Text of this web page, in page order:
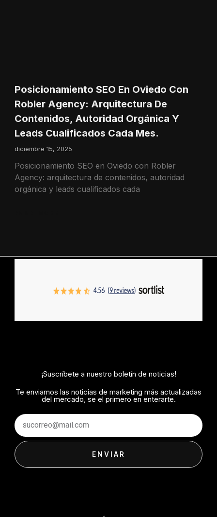
Posicionamiento SEO En Oviedo Con
Robler Agency: Arquitectura De
Contenidos, Autoridad Orgánica Y
Leads Cualificados Cada Mes.
diciembre 15, 2025
Posicionamiento SEO en Oviedo con Robler
Agency: arquitectura de contenidos, autoridad
orgánica y leads cualificados cada
¡Suscríbete a nuestro boletín de noticias!
Te enviamos las noticias de marketing más actualizadas
del mercado, se el primero en enterarte.
Email
ENVIAR